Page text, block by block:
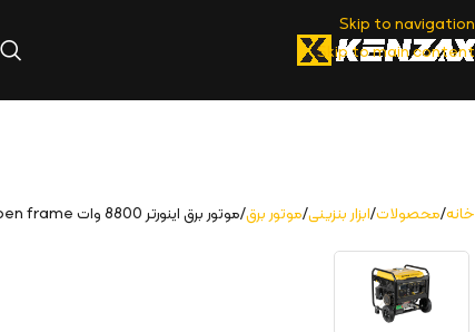
Skip to navigation
Skip to main content
خانه محصولات ابزار بنزینی موتور برق موتور برق اینورتر 8800 وات Open frame با پورت ATS مدل | 6109